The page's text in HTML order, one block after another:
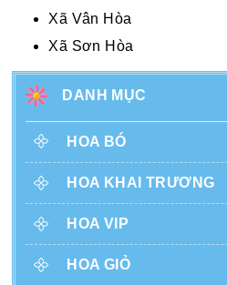
Xã Vân Hòa
Xã Sơn Hòa
DANH MỤC
HOA BÓ
HOA KHAI TRƯƠNG
HOA VIP
HOA GIỎ